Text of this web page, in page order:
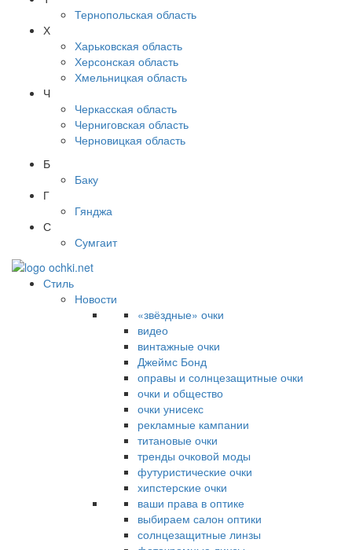
Тернопольская область
Х
Харьковская область
Херсонская область
Хмельницкая область
Ч
Черкасская область
Черниговская область
Черновицкая область
Б
Баку
Г
Гянджа
С
Сумгаит
Стиль
Новости
«звёздные» очки
видео
винтажные очки
Джеймс Бонд
оправы и солнцезащитные очки
очки и общество
очки унисекс
рекламные кампании
титановые очки
тренды очковой моды
футуристические очки
хипстерские очки
ваши права в оптике
выбираем салон оптики
солнцезащитные линзы